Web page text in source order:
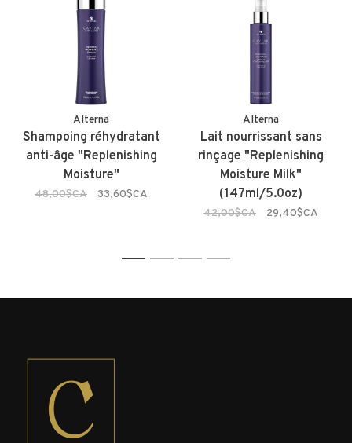
Alterna
Shampoing réhydratant
anti-âge "Replenishing
Moisture"
48,00$CA 33,60$CA
Alterna
Lait nourrissant sans
rinçage "Replenishing
Moisture Milk"
(147ml/5.0oz)
42,00$CA 29,40$CA
1 2 3 4